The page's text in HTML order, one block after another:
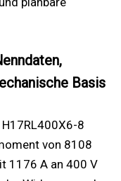
Basis
8
von 8108
1176 A an 400 V